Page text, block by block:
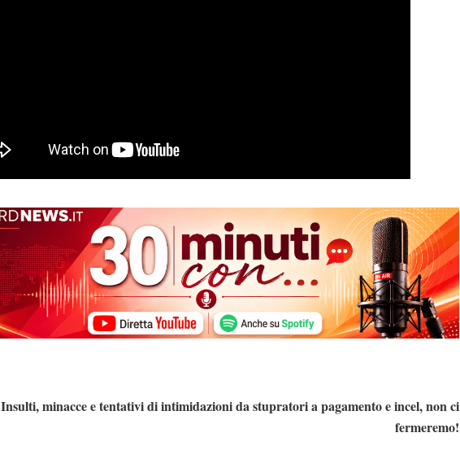
Insulti, minacce e tentativi di intimidazioni da stupratori a pagamento e incel, non ci
fermeremo!